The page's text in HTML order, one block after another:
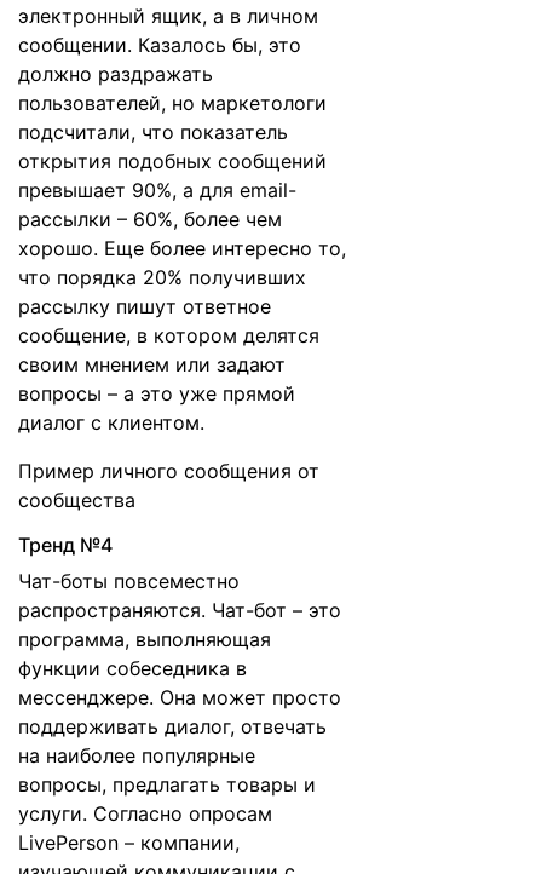
электронный ящик, а в личном
сообщении. Казалось бы, это
должно раздражать
пользователей, но маркетологи
подсчитали, что показатель
открытия подобных сообщений
превышает 90%, а для email-
рассылки – 60%, более чем
хорошо. Еще более интересно то,
что порядка 20% получивших
рассылку пишут ответное
сообщение, в котором делятся
своим мнением или задают
вопросы – а это уже прямой
диалог с клиентом.
Пример личного сообщения от
сообщества
Тренд №4
Чат-боты повсеместно
распространяются. Чат-бот – это
программа, выполняющая
функции собеседника в
мессенджере. Она может просто
поддерживать диалог, отвечать
на наиболее популярные
вопросы, предлагать товары и
услуги. Согласно опросам
LivePerson – компании,